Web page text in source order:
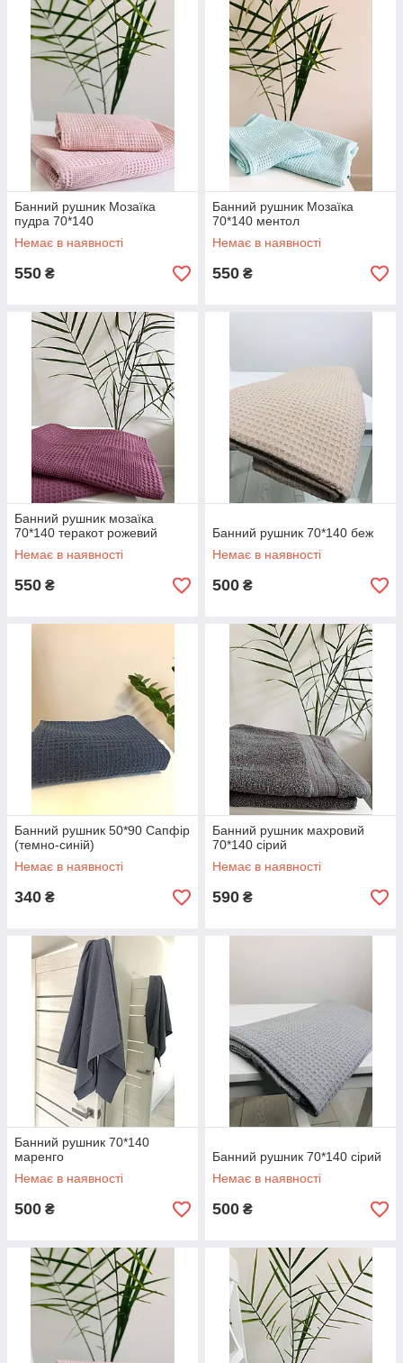
Банний рушник Мозаїка
пудра 70*140
Немає в наявності
550 ₴
Банний рушник Мозаїка
70*140 ментол
Немає в наявності
550 ₴
Банний рушник мозаїка
70*140 теракот рожевий
Немає в наявності
550 ₴
Банний рушник 70*140 беж
Немає в наявності
500 ₴
Банний рушник 50*90 Сапфір
(темно-синій)
Немає в наявності
340 ₴
Банний рушник махровий
70*140 сірий
Немає в наявності
590 ₴
Банний рушник 70*140
маренго
Немає в наявності
500 ₴
Банний рушник 70*140 cірий
Немає в наявності
500 ₴